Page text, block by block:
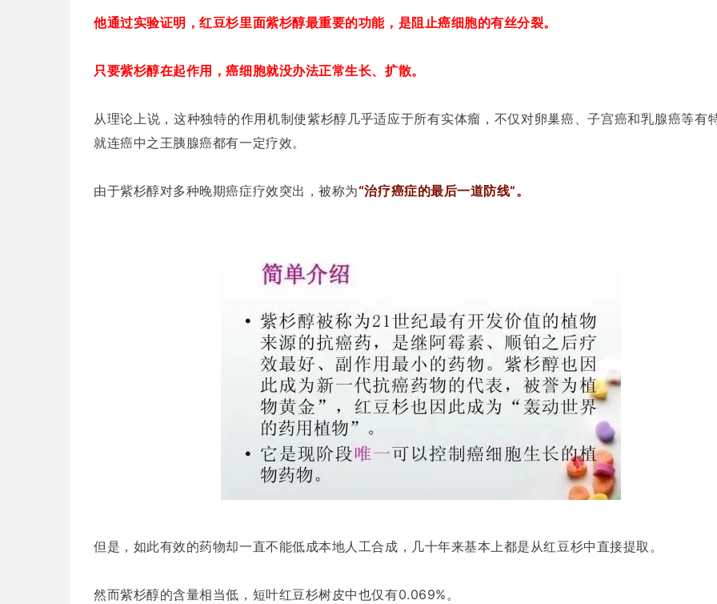
他通过实验证明，红豆杉里面紫杉醇最重要的功能，是阻止癌细胞的有丝分裂。
只要紫杉醇在起作用，癌细胞就没办法正常生长、扩散。
从理论上说，这种独特的作用机制使紫杉醇几乎适应于所有实体瘤，不仅对卵巢癌、子宫癌和乳腺癌等有
就连癌中之王胰腺癌都有一定疗效。
由于紫杉醇对多种晚期癌症疗效突出，被称为“治疗癌症的最后一道防线”。
但是，如此有效的药物却一直不能低成本地人工合成，几十年来基本上都是从红豆杉中直接提取。
然而紫杉醇的含量相当低，短叶红豆杉树皮中也仅有0.069%。